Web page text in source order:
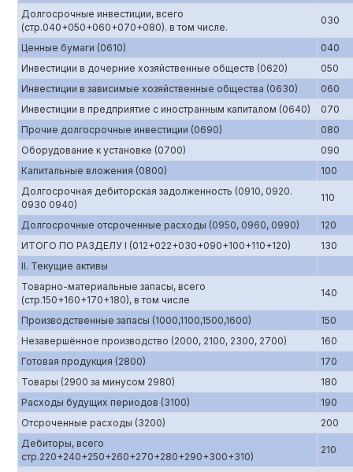
Долгосрочные инвестиции, всего
(стр.040+050+060+070+080). в том числе.
030
Ценные бумаги (0610)
040
Инвестиции в дочерние хозяйственные обществ (0620)
050
Инвестиции в зависимые хозяйственные общества (0630)
060
Инвестиции в предприятие с иностранным капиталом (0640)
070
Прочие долгосрочные инвестиции (0690)
080
Оборудование к установке (0700)
090
Капитальные вложения (0800)
100
Долгосрочная дебиторская задолженность (0910, 0920.
0930 0940)
110
Долгосрочные отсроченные расходы (0950, 0960, 0990)
120
ИТОГО ПО РАЗДЕЛУ I (012+022+030+090+100+110+120)
130
II. Текущие активы
Товарно-материальные запасы, всего
(стр.150+160+170+180), в том числе
140
Производственные запасы (1000,1100,1500,1600)
150
Незавершённое производство (2000, 2100, 2300, 2700)
160
Готовая продукция (2800)
170
Товары (2900 за минусом 2980)
180
Расходы будущих периодов (3100)
190
Отсроченные расходы (3200)
200
Дебиторы, всего
стр.220+240+250+260+270+280+290+300+310)
210